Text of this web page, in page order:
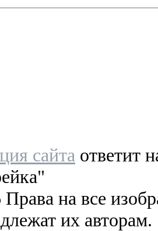
сайта ответит
на все
их авторам.